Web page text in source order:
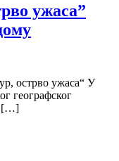
ужаса”
острво ужаса“ У
географског
[…]